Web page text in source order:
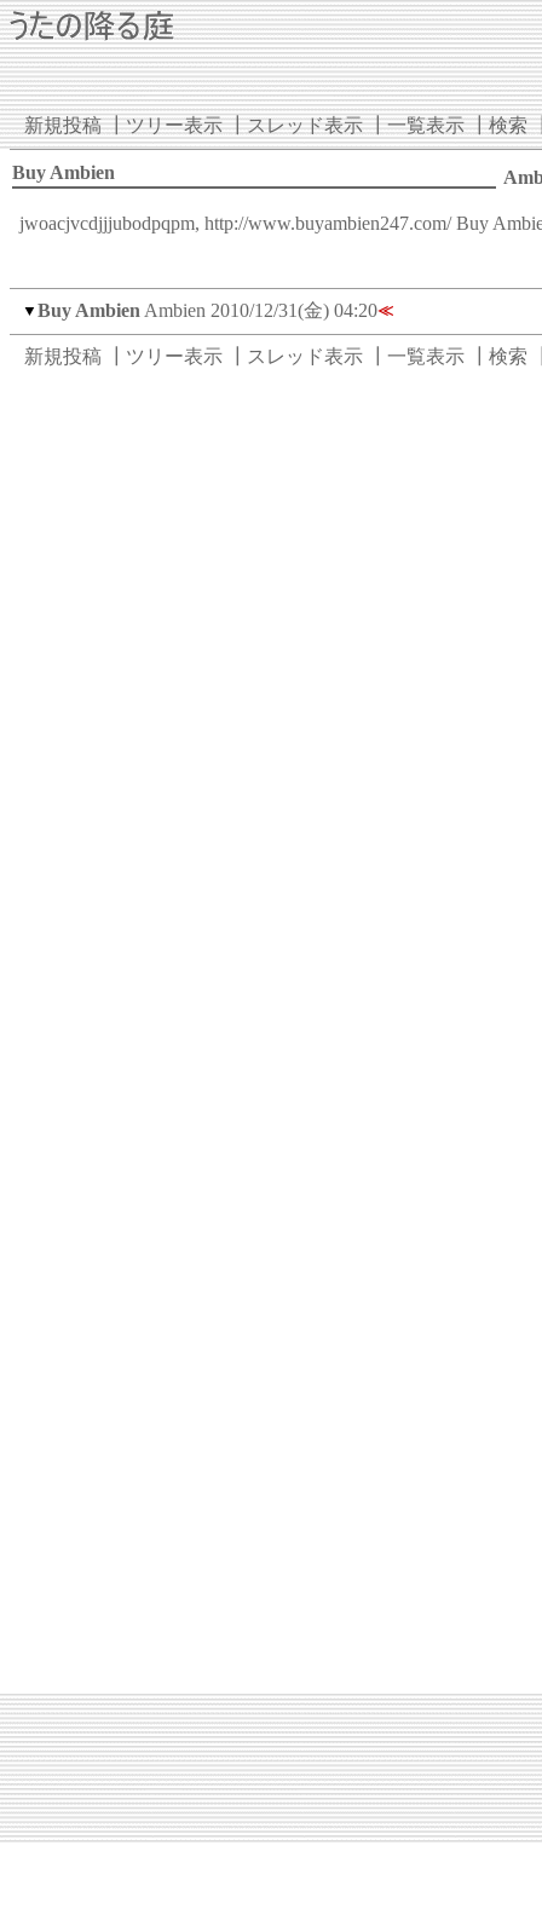
新規投稿┃ツリー表示┃スレッド表示┃一覧表示┃検索
Buy Ambien
jwoacjvcdjjjubodpqpm, http://www.buyambien247.com/Buy
▼ Buy Ambien Ambien 2010/12/31(金) 04:20≪
新規投稿 ツリー表示 スレッド表示 一覧表示 検索